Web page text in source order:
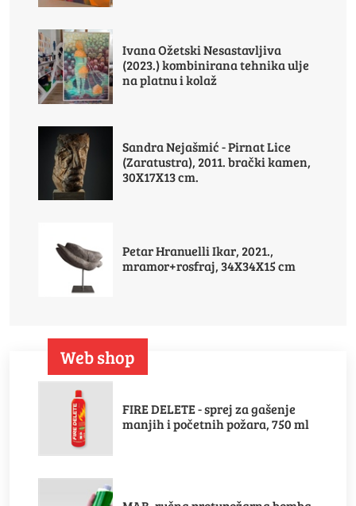
Ivana Ožetski Nesastavljiva
(2023.) kombinirana tehnika ulje
na platnu i kolaž
Sandra Nejašmić - Pirnat Lice
(Zaratustra), 2011. brački kamen,
30X17X13 cm.
Petar Hranuelli Ikar, 2021.,
mramor+rosfraj, 34X34X15 cm
Web shop
FIRE DELETE - sprej za gašenje
manjih i početnih požara, 750 ml